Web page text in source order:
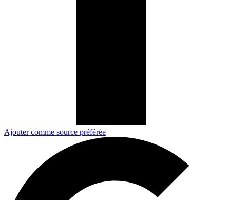
Ajouter comme source préférée